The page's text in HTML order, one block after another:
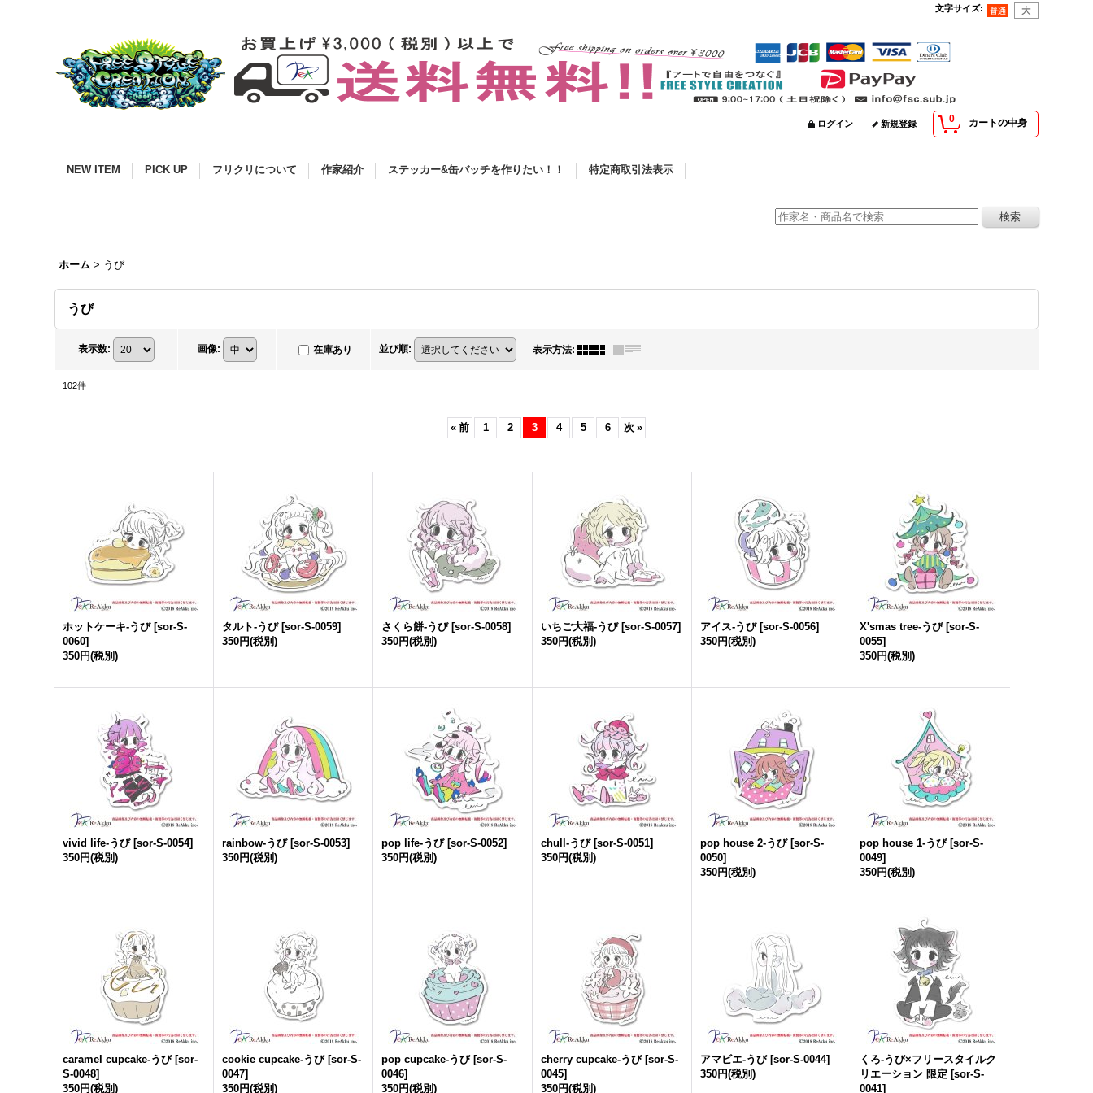
文字サイズ:
0 カートの中身
ログイン 新規登録
NEW ITEM PICK UP フリクリについて 作家紹介 ステッカー&缶バッチを作りたい！！ 特定商取引法表示
ホーム > うび
うび
表示数: 画像: 在庫あり 並び順: 表示方法:
102件
« 前 1 2 3 4 5 6 次 »
ホットケーキ-うび [sor-S-
0060]
350円(税別)
タルト-うび [sor-S-0059]
350円(税別)
さくら餅-うび [sor-S-0058]
350円(税別)
いちご大福-うび [sor-S-0057]
350円(税別)
アイス-うび [sor-S-0056]
350円(税別)
X'smas tree-うび [sor-S-
0055]
350円(税別)
vivid life-うび [sor-S-0054]
350円(税別)
rainbow-うび [sor-S-0053]
350円(税別)
pop life-うび [sor-S-0052]
350円(税別)
chull-うび [sor-S-0051]
350円(税別)
pop house 2-うび [sor-S-
0050]
350円(税別)
pop house 1-うび [sor-S-
0049]
350円(税別)
caramel cupcake-うび [sor-
S-0048]
350円(税別)
cookie cupcake-うび [sor-S-
0047]
350円(税別)
pop cupcake-うび [sor-S-
0046]
350円(税別)
cherry cupcake-うび [sor-S-
0045]
350円(税別)
アマビエ-うび [sor-S-0044]
350円(税別)
くろ-うび×フリースタイルク
リエーション 限定 [sor-S-
0041]